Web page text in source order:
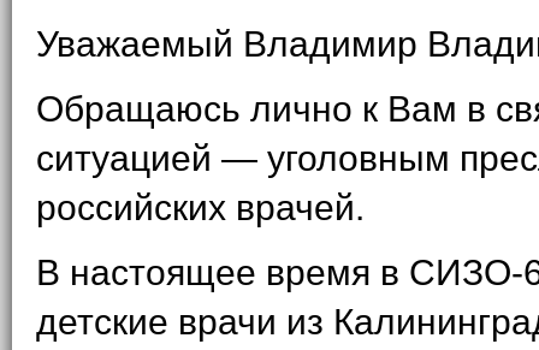
Уважаемый Владимир
Обращаюсь лично к Вам в
ситуацией — уголовным
российских врачей.
В настоящее время в СИЗО-
детские врачи из